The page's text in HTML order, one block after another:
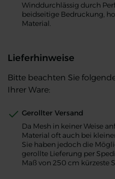
Winddurchlässig durch
beidseitige Bedruckung,
Material.
Lieferhinweise
Bitte beachten Sie
Ihrer Ware:
Gerollter Versand
Da Mesh in keiner Weise
Material oft auch bei
Sie haben jedoch die
gerollte Lieferung per
Maß von 250 cm kürzeste